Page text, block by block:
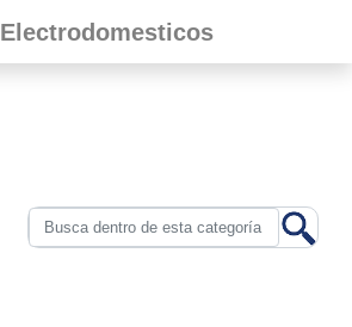
Electrodomesticos